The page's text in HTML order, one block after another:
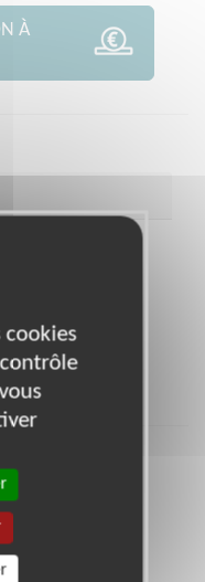
À
coo/0600/
1 Rue des
cookies